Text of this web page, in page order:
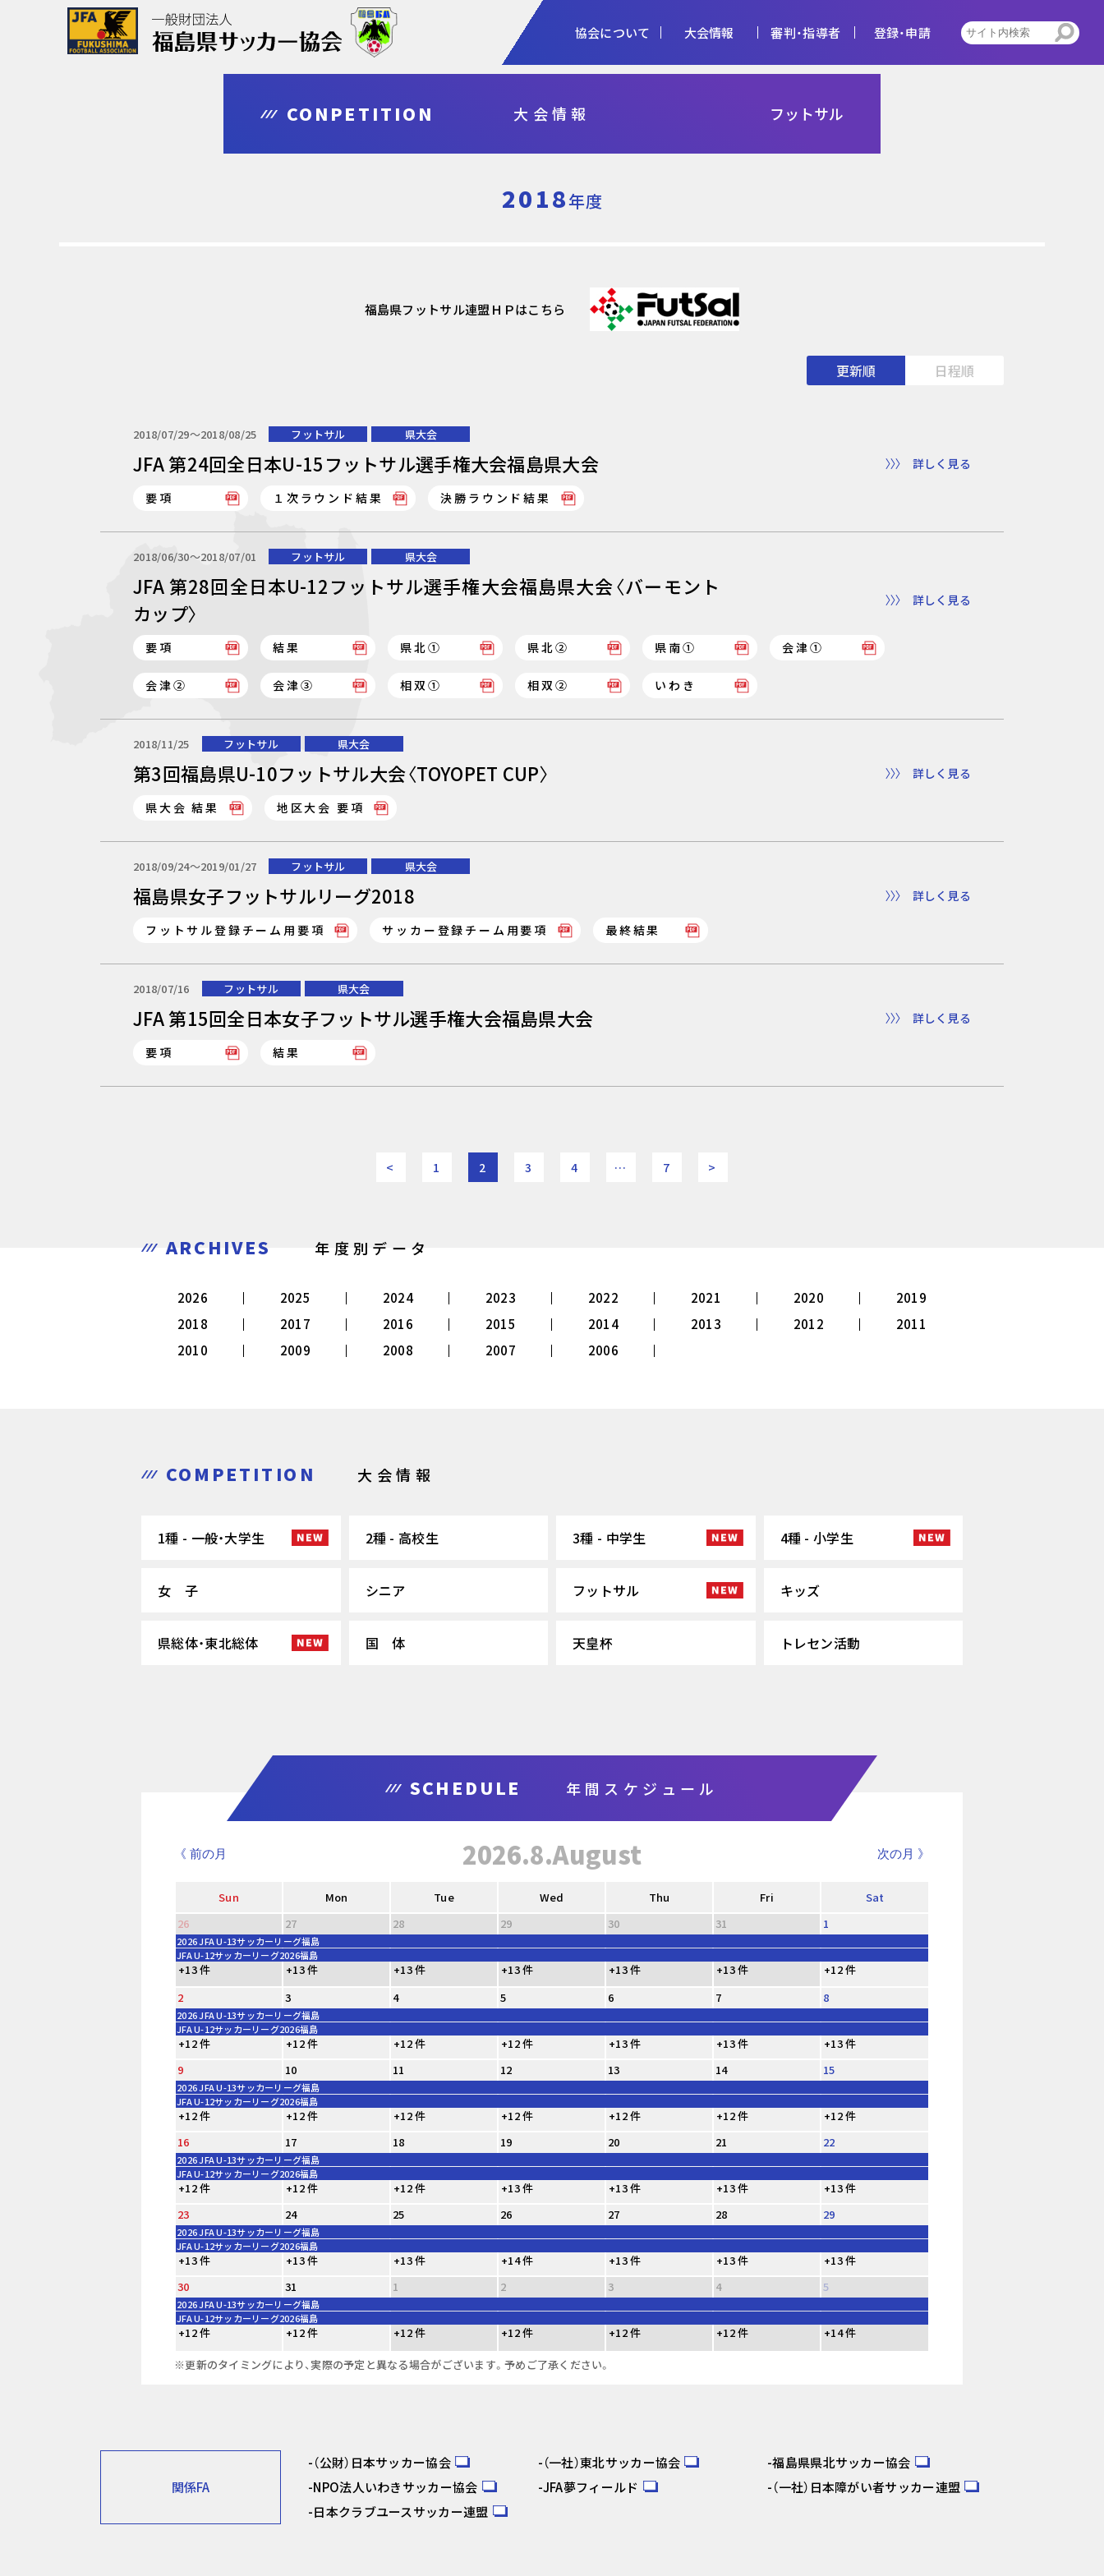
協会について
協会について 協会概要 予算・決算 ビジョン
大会情報
女子
シニア
キッズ
県総体・東北総体
国体 天皇杯 トレセン活動
審判・指導者
審判・指導者 審判 指導者
登録・申請
加盟登録 各種申請
CONPETITION 大会情報 フットサル
2018年度
福島県フットサル連盟ＨＰはこちら
更新順 日程順
2018/07/29〜2018/08/25 フットサル 県大会
JFA 第24回全日本U-15フットサル選手権大会福島県大会 詳しく見る
要項 １次ラウンド結果 決勝ラウンド結果
2018/06/30〜2018/07/01 フットサル 県大会
JFA 第28回全日本U-12フットサル選手権大会福島県大会〈バーモント
カップ〉
詳しく見る
要項 結果 県北① 県北② 県南① 会津①
会津② 会津③ 相双① 相双② いわき
2018/11/25 フットサル 県大会
第3回福島県U-10フットサル大会〈TOYOPET CUP〉 詳しく見る
県大会 結果 地区大会 要項
2018/09/24〜2019/01/27 フットサル 県大会
福島県女子フットサルリーグ2018 詳しく見る
フットサル登録チーム用要項 サッカー登録チーム用要項 最終結果
2018/07/16 フットサル 県大会
JFA 第15回全日本女子フットサル選手権大会福島県大会 詳しく見る
要項 結果
< 1 2 3 4 … 7 >
ARCHIVES 年度別データ
2026 2025 2024 2023 2022 2021 2020
2019
2018
2017 2016 2015 2014 2013 2012
2011
2010
2009 2008 2007 2006
COMPETITION 大会情報
1種 - 一般・大学生 2種 - 高校生 3種 - 中学生 4種 - 小学生
女 子 シニア フットサル キッズ
県総体・東北総体 国 体 天皇杯 トレセン活動
SCHEDULE 年間スケジュール
《 前の月 次の月 》
2026.8.August
Sun Mon Tue Wed Thu Fri
Sat
26
27 28 29 30 31 1
2026 JFA U-13サッカーリーグ福島
JFA U-12サッカーリーグ2026福島
+13 件 +13 件 +13 件 +13 件 +13 件 +13 件
+12 件
2
3 4 5 6 7 8
2026 JFA U-13サッカーリーグ福島
JFA U-12サッカーリーグ2026福島
+12 件 +12 件 +12 件 +12 件 +13 件 +13 件
+13 件
9
10 11 12 13 14 15
2026 JFA U-13サッカーリーグ福島
JFA U-12サッカーリーグ2026福島
+12 件 +12 件 +12 件 +12 件 +12 件 +12 件
+12 件
16
17 18 19 20 21 22
2026 JFA U-13サッカーリーグ福島
JFA U-12サッカーリーグ2026福島
+12 件 +12 件 +12 件 +13 件 +13 件 +13 件
+13 件
23
24 25 26 27 28 29
2026 JFA U-13サッカーリーグ福島
JFA U-12サッカーリーグ2026福島
+13 件 +13 件 +13 件 +14 件 +13 件 +13 件
+13 件
30
31 1 2 3 4 5
2026 JFA U-13サッカーリーグ福島
JFA U-12サッカーリーグ2026福島
+12 件 +12 件 +12 件 +12 件 +12 件 +12 件 +14 件
※更新のタイミングにより、実際の予定と異なる場合がございます。予めご了承ください。
関係FA
（公財）日本サッカー協会 （一社）東北サッカー協会
福島県県北サッカー協会
NPO法人いわきサッカー協会
JFA夢フィールド
（一社）日本障がい者サッカー連盟
日本クラブユースサッカー連盟